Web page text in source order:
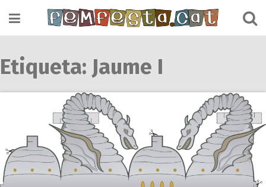
content
Etiqueta: Jaume I